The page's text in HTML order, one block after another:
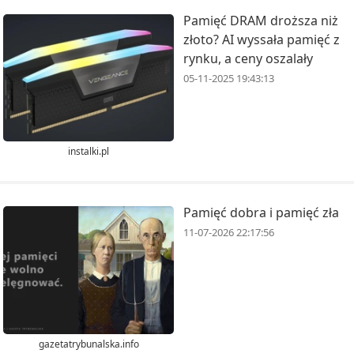
instalki.pl
Pamięć DRAM droższa niż
złoto? AI wyssała pamięć z
rynku, a ceny oszalały
05-11-2025 19:43:13
gazetatrybunalska.info
Pamięć dobra i pamięć zła
11-07-2026 22:17:56